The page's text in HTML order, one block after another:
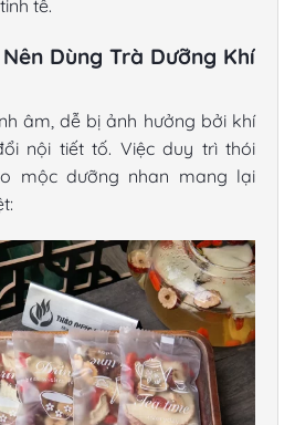
tế.
Dùng Trà Dưỡng Khí
âm, dễ bị ảnh hưởng bởi khí
nội tiết tố. Việc duy trì thói
mộc dưỡng nhan mang lại